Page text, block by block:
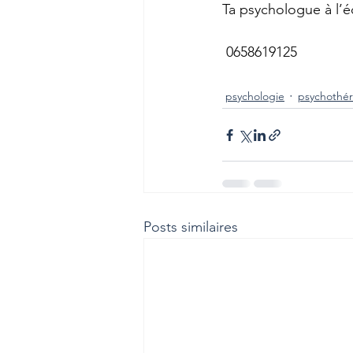
Ta psychologue à
0658619125
psychologie
Posts similaires